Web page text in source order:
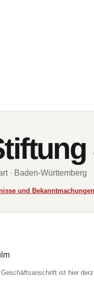
· Baden-Württemberg
und Bekanntmachungen
ist hier